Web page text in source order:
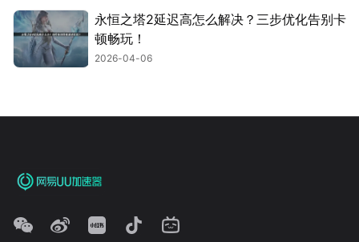
永恒之塔2延迟高怎么解决？三步优化告别卡
顿畅玩！
2026-04-06